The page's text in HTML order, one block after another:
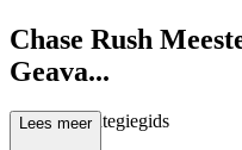
Chase Rush
Geava...
nceerde Strategiegids
Lees meer